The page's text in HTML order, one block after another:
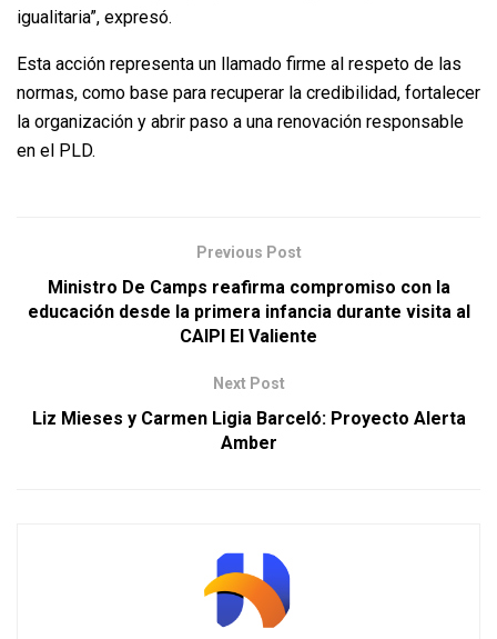
igualitaria”, expresó.
Esta acción representa un llamado firme al respeto de las
normas, como base para recuperar la credibilidad, fortalecer
la organización y abrir paso a una renovación responsable
en el PLD.
Previous Post
Ministro De Camps reafirma compromiso con la
educación desde la primera infancia durante visita al
CAIPI El Valiente
Next Post
Liz Mieses y Carmen Ligia Barceló: Proyecto Alerta
Amber